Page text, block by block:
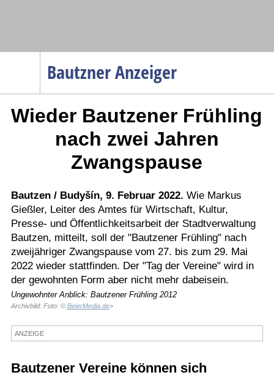
Bautzner Anzeiger
Menüpunkte
Politik
Gesellschaft
Verkehr
Gesundheit
Kultur
Sport
Termine
Wieder Bautzener Frühling
nach zwei Jahren
Zwangspause
Bautzen / Budyšín, 9. Februar 2022. Wie Markus
Gießler, Leiter des Amtes für Wirtschaft, Kultur,
Presse- und Öffentlichkeitsarbeit der Stadtverwaltung
Bautzen, mitteilt, soll der "Bautzener Frühling" nach
zweijähriger Zwangspause vom 27. bis zum 29. Mai
2022 wieder stattfinden. Der "Tag der Vereine" wird in
der gewohnten Form aber nicht mehr dabeisein.
Ungewohnter Anblick: Bautzener Frühling 2012
Archivbild: Foto: © BeierMedia.de>
ANZEIGE
Bautzener Vereine können sich